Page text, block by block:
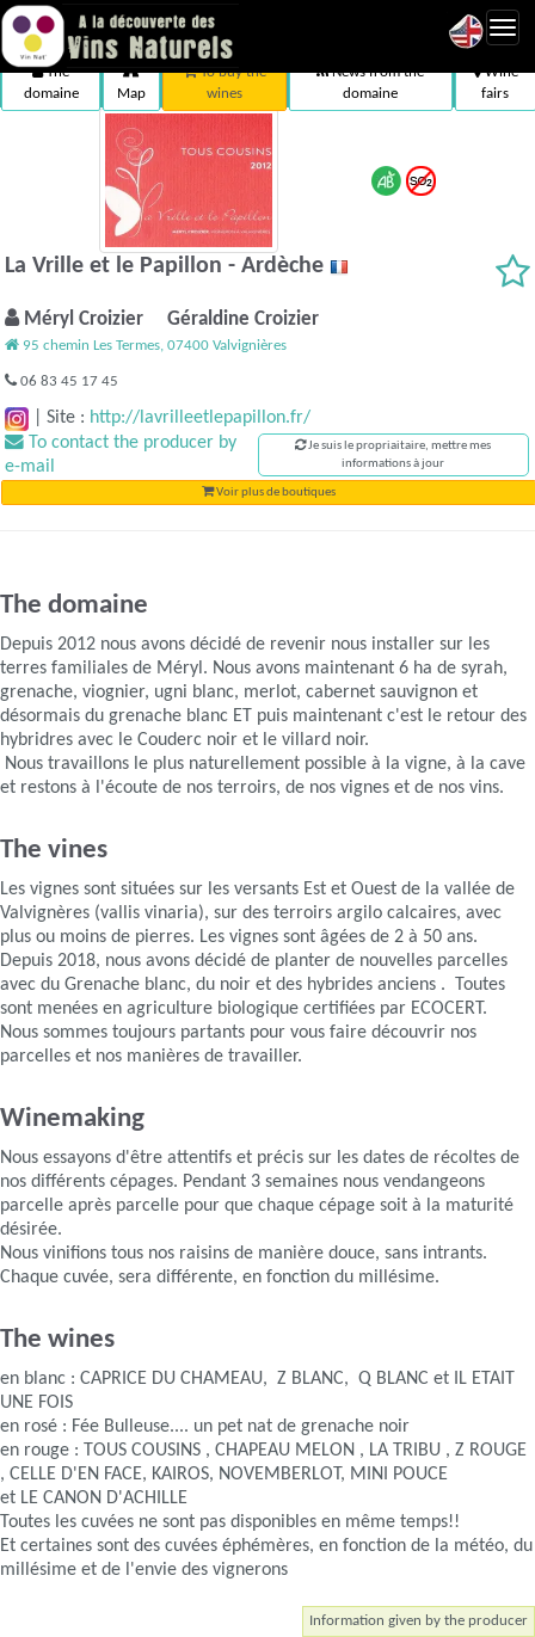
The
domaine
Map
To buy the
wines
News from the
domaine
Wine
fairs
La Vrille et le Papillon - Ardèche
Méryl Croizier Géraldine Croizier
95 chemin Les Termes, 07400 Valvignières
06 83 45 17 45
|Site : http://lavrilleetlepapillon.fr/
To contact the producer by
e-mail
Je suis le propriaitaire, mettre mes
informations à jour
Voir plus de boutiques
The domaine
Depuis 2012 nous avons décidé de revenir nous installer sur les
terres familiales de Méryl. Nous avons maintenant 6 ha de syrah,
grenache, viognier, ugni blanc, merlot, cabernet sauvignon et
désormais du grenache blanc ET puis maintenant c'est le retour des
hybridres avec le Couderc noir et le villard noir.
Nous travaillons le plus naturellement possible à la vigne, à la cave
et restons à l'écoute de nos terroirs, de nos vignes et de nos vins.
The vines
Les vignes sont situées sur les versants Est et Ouest de la vallée de
Valvignères (vallis vinaria), sur des terroirs argilo calcaires, avec
plus ou moins de pierres. Les vignes sont âgées de 2 à 50 ans.
Depuis 2018, nous avons décidé de planter de nouvelles parcelles
avec du Grenache blanc, du noir et des hybrides anciens . Toutes
sont menées en agriculture biologique certifiées par ECOCERT.
Nous sommes toujours partants pour vous faire découvrir nos
parcelles et nos manières de travailler.
Winemaking
Nous essayons d'être attentifs et précis sur les dates de récoltes de
nos différents cépages. Pendant 3 semaines nous vendangeons
parcelle après parcelle pour que chaque cépage soit à la maturité
désirée.
Nous vinifions tous nos raisins de manière douce, sans intrants.
Chaque cuvée, sera différente, en fonction du millésime.
The wines
en blanc : CAPRICE DU CHAMEAU, Z BLANC, Q BLANC et IL ETAIT
UNE FOIS
en rosé : Fée Bulleuse.... un pet nat de grenache noir
en rouge : TOUS COUSINS , CHAPEAU MELON , LA TRIBU , Z ROUGE
, CELLE D'EN FACE, KAIROS, NOVEMBERLOT, MINI POUCE
et LE CANON D'ACHILLE
Toutes les cuvées ne sont pas disponibles en même temps!!
Et certaines sont des cuvées éphémères, en fonction de la météo, du
millésime et de l'envie des vignerons
Information given by the producer